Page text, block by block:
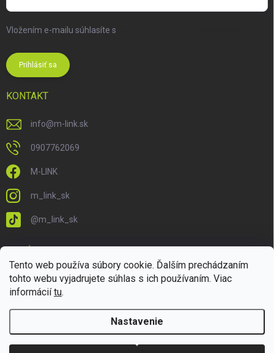
Tento web používa súbory cookie. Ďalším prechádzaním
tohto webu vyjadrujete súhlas s ich používaním. Viac
informáciítu.
Nastavenie
Vložením e-mailu súhlasíte s
Prihlásiť sa
KONTAKT
info@m-link.sk
0907762069
M-LINK
m_link_sk
@m_link_sk
Copyright 2026M-LINK.sk. Všetky práva vyhradené.Upraviť nastavenie